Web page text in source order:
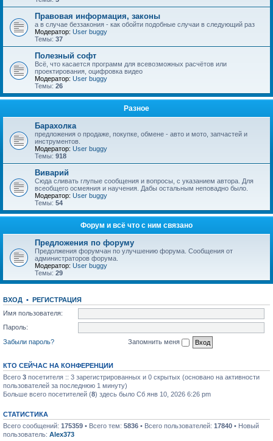
Правовая информация, законы
а в случае беззакония - как обойти подобные случаи в следующий раз
Модератор: User buggy
Темы: 37
Полезный софт
Всё, что касается программ для всевозможных расчётов или
проектирования, оцифровка видео
Модератор: User buggy
Темы: 26
Разное
Барахолка
предложения о продаже, покупке, обмене - авто и мото, запчастей и
инструментов.
Модератор: User buggy
Темы: 918
Виварий
Сюда сливать глупые сообщения и вопросы, с указанием автора. Для
всеобщего осмеяния и научения. Дабы остальным неповадно было.
Модератор: User buggy
Темы: 54
Форум и всё что с ним связано
Предложения по форуму
Предолжения форумчан по улучшению форума. Сообщения от
администраторов форума.
Модератор: User buggy
Темы: 29
ВХОД • РЕГИСТРАЦИЯ
Имя пользователя:
Пароль:
Забыли пароль?
Запомнить меня
КТО СЕЙЧАС НА КОНФЕРЕНЦИИ
Всего 3 посетителя :: 3 зарегистрированных и 0 скрытых (основано на активности
пользователей за последнюю 1 минуту)
Больше всего посетителей (8) здесь было Сб янв 10, 2026 6:26 pm
СТАТИСТИКА
Всего сообщений: 175359 • Всего тем: 5836 • Всего пользователей: 17840 • Новый
пользователь: Alex373